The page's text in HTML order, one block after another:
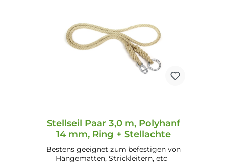
Stellseil Paar 3,0 m, Polyhanf
14 mm, Ring + Stellachte
Bestens geeignet zum befestigen von
Hängematten, Strickleitern, etc